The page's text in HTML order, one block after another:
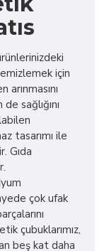
için
sağlığını
tasarımı ile
Gıda
çok ufak
çubuklarımız,
beş kat daha